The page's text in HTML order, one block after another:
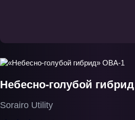
Небесно-голубой гибрид
Sorairo Utility